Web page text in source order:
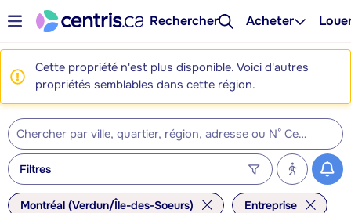
Rechercher Acheter
Cette propriété n'est plus disponible. Voici d'autres
propriétés semblables dans cette région.
Filtres
Montréal (Verdun/Île-des-Soeurs) Entreprise